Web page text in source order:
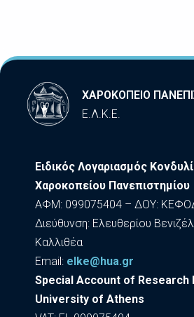
ΧΑΡΟΚΟΠΕΙΟ
Ε.Λ.Κ.Ε.
Ειδικός Λογαριασμός
Χαροκοπείου Πανεπιστημίου
ΑΦΜ: 099075404 – ΔΟΥ:
Διεύθυνση: Ελευθερίου
Καλλιθέα
Εmail: elke@hua.gr
Special Account of Research
University of Athens